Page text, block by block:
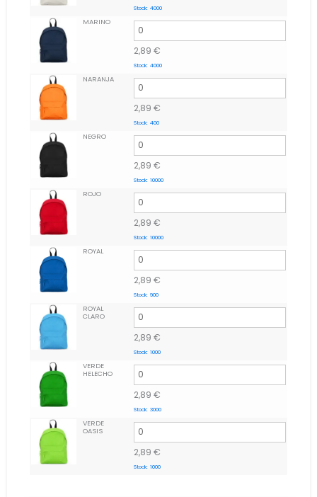
Stock: 4000
MARINO
2,89 €
Stock: 4000
NARANJA
2,89 €
Stock: 400
NEGRO
2,89 €
Stock: 10000
ROJO
2,89 €
Stock: 10000
ROYAL
2,89 €
Stock: 900
ROYAL
CLARO
2,89 €
Stock: 1000
VERDE
HELECHO
2,89 €
Stock: 3000
VERDE
OASIS
2,89 €
Stock: 1000